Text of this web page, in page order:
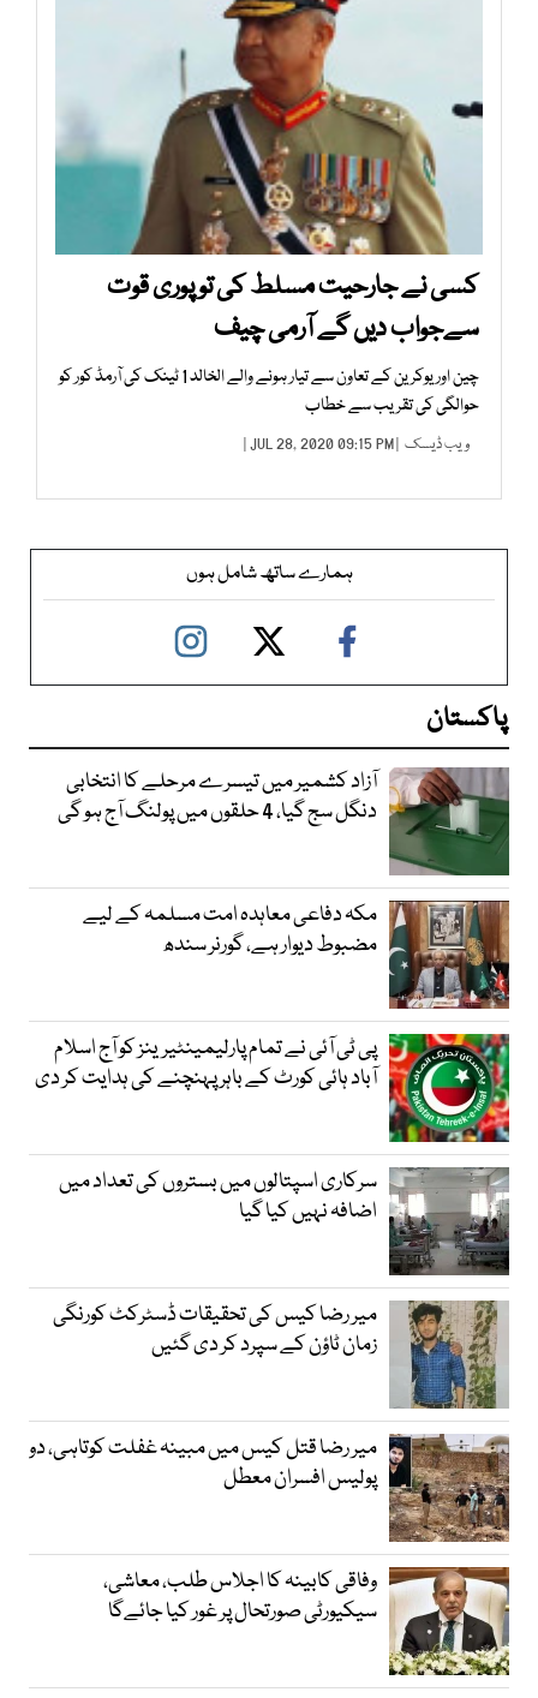
کسی نے جارحیت مسلط کی توپوری قوت
سےجواب دیں گے آرمی چیف
چین اور یوکرین کے تعاون سے تیار ہونے والے الخالد 1 ٹینک کی آرمڈ کور کو
حوالگی کی تقریب سے خطاب
ویب ڈیسک | JUL 28, 2020 09:15 PM |
ہمارے ساتھ شامل ہوں
پاکستان
آزاد کشمیر میں تیسرے مرحلے کا انتخابی
دنگل سج گیا، 4 حلقوں میں پولنگ آج ہو گی
مکہ دفاعی معاہدہ امت مسلمہ کے لیے
مضبوط دیوار ہے، گورنر سندھ
پی ٹی آئی نے تمام پارلیمینٹیرینز کو آج اسلام
آباد ہائی کورٹ کے باہر پہنچنے کی ہدایت کر دی
سرکاری اسپتالوں میں بستروں کی تعداد میں
اضافہ نہیں کیا گیا
میر رضا کیس کی تحقیقات ڈسٹرکٹ کورنگی
زمان ٹاؤن کے سپرد کر دی گئیں
میر رضا قتل کیس میں مبینہ غفلت کوتاہی، دو
پولیس افسران معطل
وفاقی کابینہ کا اجلاس طلب، معاشی،
سیکیورٹی صورتحال پر غور کیا جائےگا